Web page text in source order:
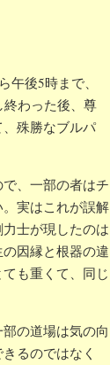
後5時まで、
わった後、尊
殊勝なブルパ
、一部の者はチ
実はこれが誤解
士が現したのは
因縁と根器の違
も重くて、同じ
の道場は気の向
るのではなく